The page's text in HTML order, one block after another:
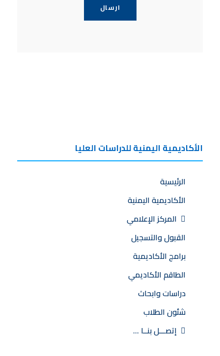
الأكاديمية اليمنية للدراسات العليا
الرئيسية
الأكاديمية اليمنية
المركز الإعلامي
القبول والتسجيل
برامج الأكاديمية
الطاقم الأكاديمي
دراسات وابحاث
شئون الطلاب
إتصـــل بنــا …